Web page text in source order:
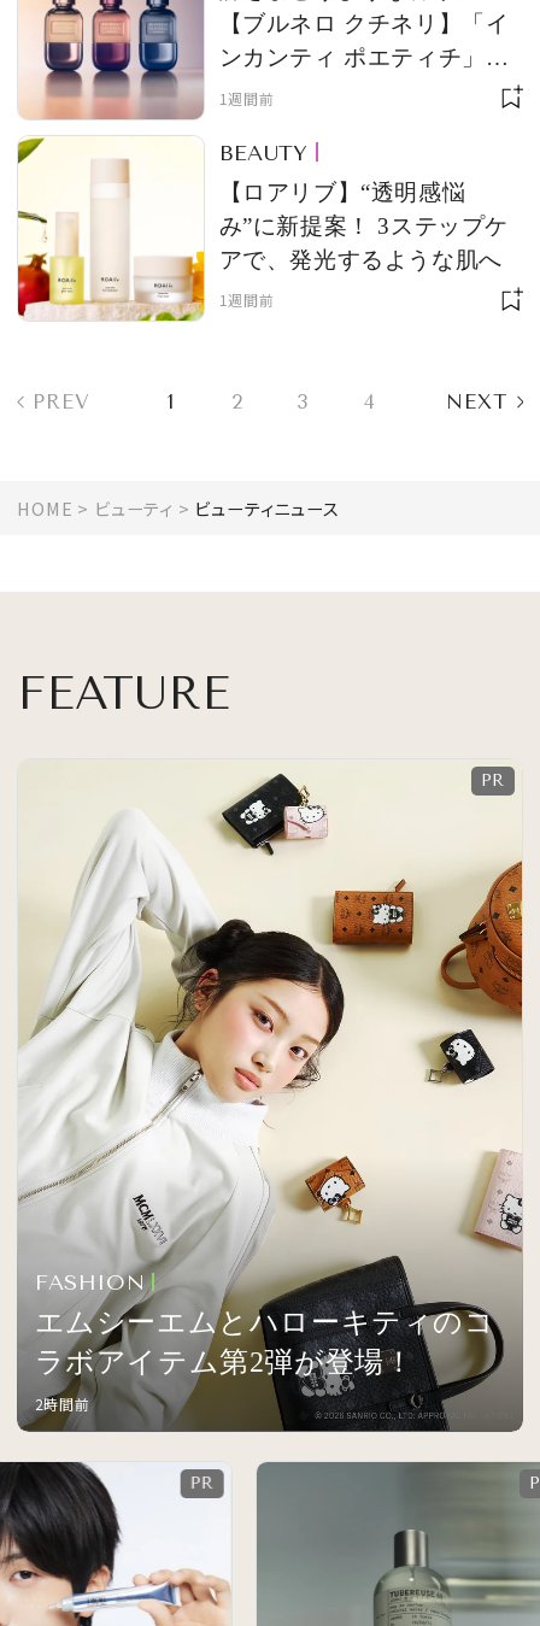
【ブルネロ クチネリ】「イ
ンカンティ ポエティチ」に3
つの新作が登場
1週間前
BEAUTY
【ロアリブ】“透明感悩
み”に新提案！ 3ステップケ
アで、発光するような肌へ
1週間前
PREV 1 2 3 4 NEXT
HOME ビューティ ビューティニュース
FEATURE
FASHION
エムシーエムとハローキティのコ
ラボアイテム第2弾が登場！
2時間前